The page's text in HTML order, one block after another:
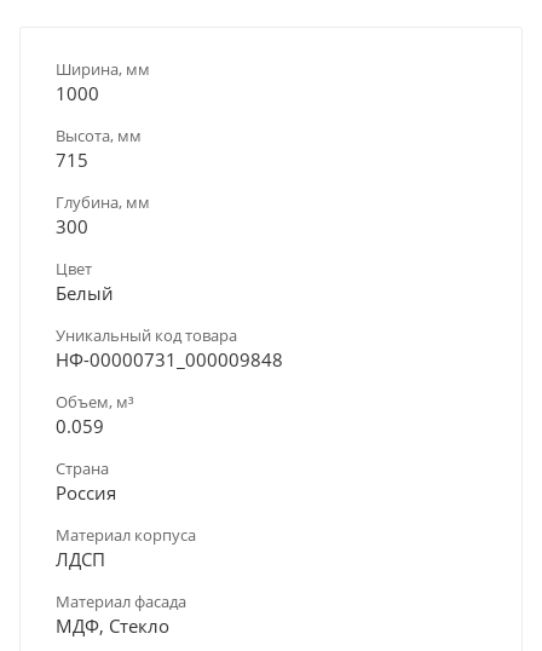
Ширина, мм
1000
Высота, мм
715
Глубина, мм
300
Цвет
Белый
Уникальный код товара
НФ-00000731_000009848
Объем, м³
0.059
Страна
Россия
Материал корпуса
ЛДСП
Материал фасада
МДФ, Стекло